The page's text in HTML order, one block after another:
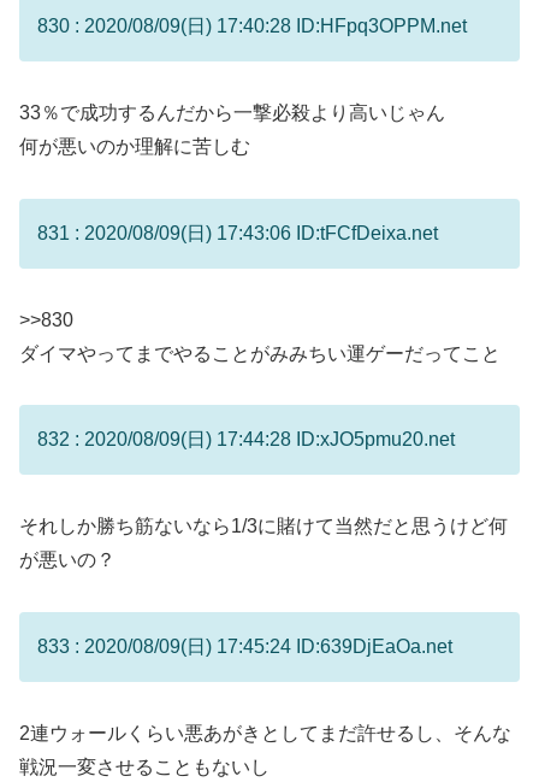
830 : 2020/08/09(日) 17:40:28 ID:HFpq3OPPM.net
33％で成功するんだから一撃必殺より高いじゃん
何が悪いのか理解に苦しむ
831 : 2020/08/09(日) 17:43:06 ID:tFCfDeixa.net
>>830
ダイマやってまでやることがみみちい運ゲーだってこと
832 : 2020/08/09(日) 17:44:28 ID:xJO5pmu20.net
それしか勝ち筋ないなら1/3に賭けて当然だと思うけど何
が悪いの？
833 : 2020/08/09(日) 17:45:24 ID:639DjEaOa.net
2連ウォールくらい悪あがきとしてまだ許せるし、そんな
戦況一変させることもないし